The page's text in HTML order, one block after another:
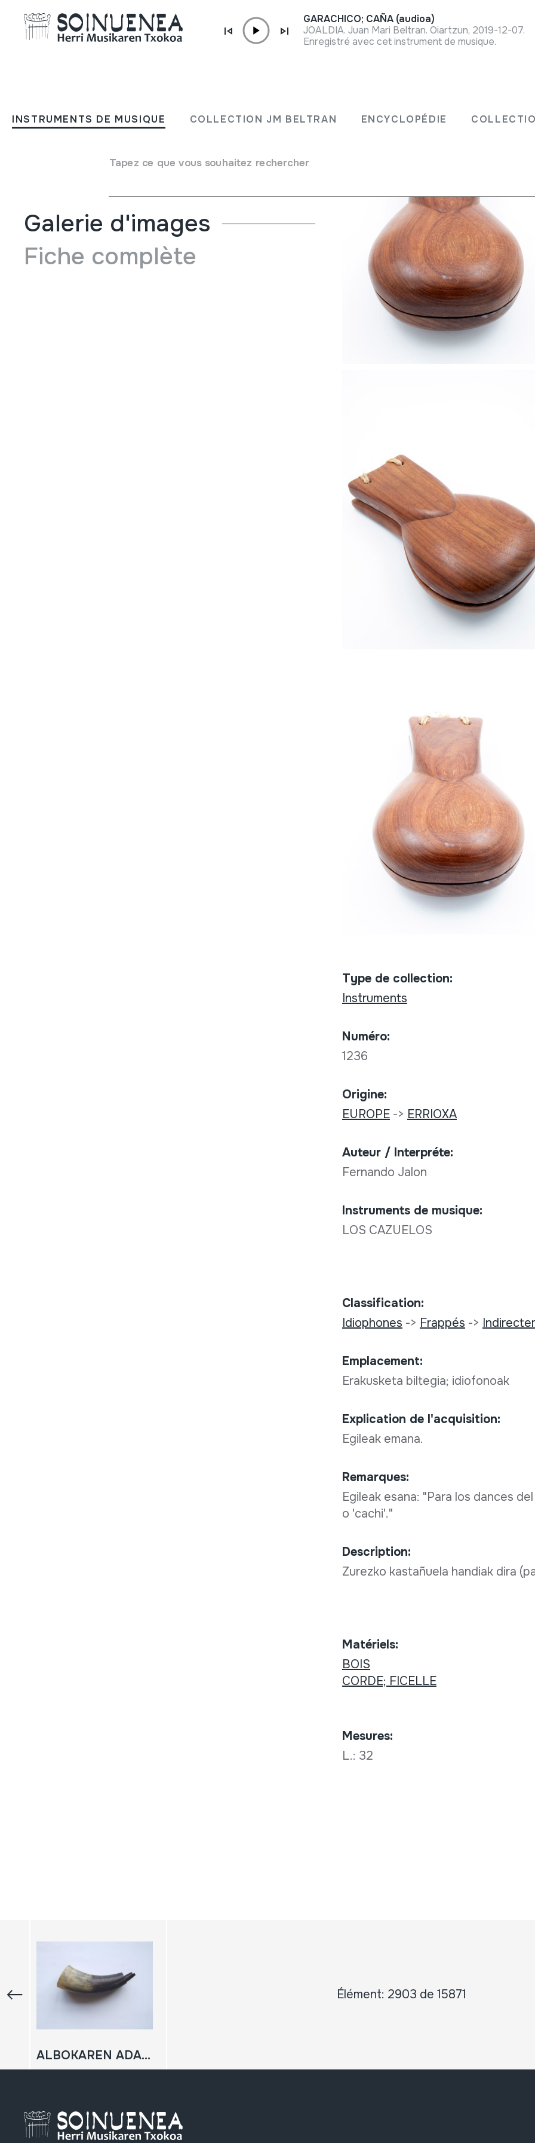
INSTRUMENTS DE MUSIQUE COLLECTION JM BELTRAN ENCYCLOPÉDIE
Tapez ce que vous souhaitez rechercher
GARACHICO; CAÑA (audioa)
JOALDIA. Juan Mari Beltran. Oiartzun, 2019-12-07.
Enregistré avec cet instrument de musique.
LOS CAZUELOS
Type d'instrument de musique
Galerie d'images
Fiche complète
Type de collection:
Instruments
Numéro:
1236
Origine:
EUROPE-> ERRIOXA
Auteur / Interpréte:
Fernando Jalon
Instruments de musique:
LOS CAZUELOS
Classification:
Idiophones -> Frappés ->
Emplacement:
Erakusketa biltegia; idiofonoak
Explication de l'acquisition:
Egileak emana.
Remarques:
Egileak esana: "Para los dances
o 'cachi'."
Description:
Zurezko kastañuela handiak dira
Matériels:
BOIS
CORDE; FICELLE
Mesures:
L.: 32
Élément: 2903 de 15871
ALBOKAREN ADARRA